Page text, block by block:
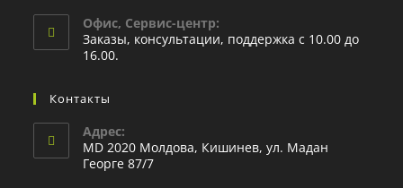
Офис, Сервис-центр:
Заказы, консультации, поддержка с 10.00 до
16.00.
Контакты
Адрес:
MD 2020 Молдова, Кишинев, ул. Мадан
Георге 87/7